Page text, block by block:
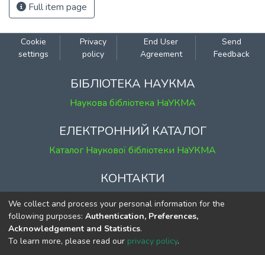
Full item page
Cookie
settings
Privacy
policy
End User
Agreement
Send
Feedback
БІБЛІОТЕКА НАУКМА
Наукова бібліотека НаУКМА
ЕЛЕКТРОННИЙ КАТАЛОГ
Каталог Наукової бібліотеки НаУКМА
КОНТАКТИ
м. Київ, вул. Григорія Сковороди, 2
к. 1, к. 120
тел. (044) 463-69-31
ekmair@ukma.edu.ua
We collect and process your personal information for the
following purposes: Authentication, Preferences,
Acknowledgement and Statistics.
To learn more, please read our privacy policy.